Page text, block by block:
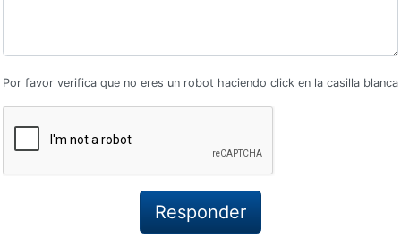
Por favor verifica que no eres un robot haciendo click en la casilla blanca